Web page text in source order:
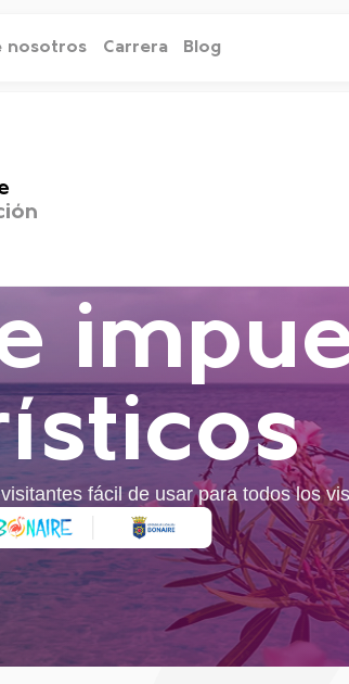
nosotros Carrera Blog
fácil de usar para todos los